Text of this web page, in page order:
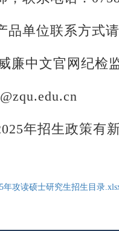
品单位联系方式
廉中文官网纪检
年招生政策有
年攻读硕士研究生招生目录